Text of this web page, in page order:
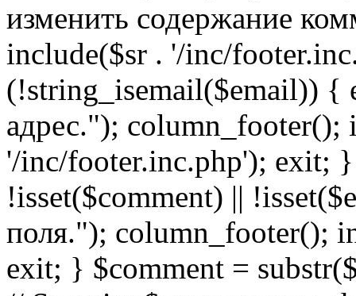
изменить содержание
include($sr . '/inc/
(!string_isemail($email)) {
адрес."); column_footer();
'/inc/footer.inc.php'); exit;
!isset($comment) ||
поля."); column_footer();
exit; } $comment =